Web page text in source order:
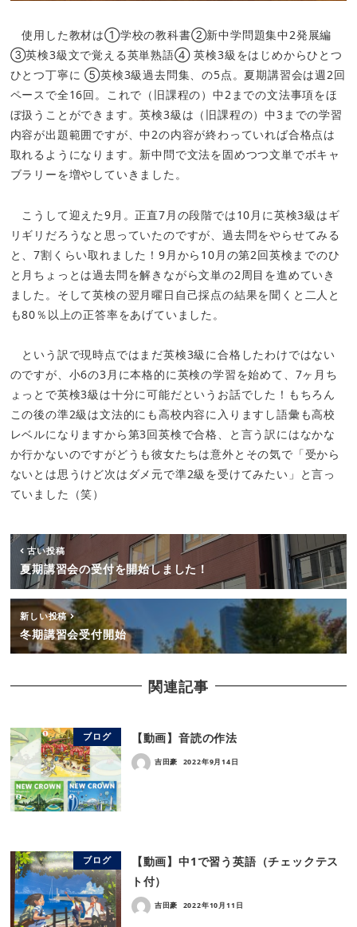
使用した教材は①学校の教科書②新中学問題集中2発展編
③英検3級文で覚える英単熟語④ 英検3級をはじめからひとつ
ひとつ丁寧に ⑤英検3級過去問集、の5点。夏期講習会は週2回
ペースで全16回。これで（旧課程の）中2までの文法事項をほ
ぼ扱うことができます。英検3級は（旧課程の）中3までの学習
内容が出題範囲ですが、中2の内容が終わっていれば合格点は
取れるようになります。新中問で文法を固めつつ文単でボキャ
ブラリーを増やしていきました。
こうして迎えた9月。正直7月の段階では10月に英検3級はギ
リギリだろうなと思っていたのですが、過去問をやらせてみる
と、7割くらい取れました！9月から10月の第2回英検までのひ
と月ちょっとは過去問を解きながら文単の2周目を進めていき
ました。そして英検の翌月曜日自己採点の結果を聞くと二人と
も80％以上の正答率をあげていました。
という訳で現時点ではまだ英検3級に合格したわけではない
のですが、小6の3月に本格的に英検の学習を始めて、7ヶ月ち
ょっとで英検3級は十分に可能だというお話でした！もちろん
この後の準2級は文法的にも高校内容に入りますし語彙も高校
レベルになりますから第3回英検で合格、と言う訳にはなかな
か行かないのですがどうも彼女たちは意外とその気で「受から
ないとは思うけど次はダメ元で準2級を受けてみたい」と言っ
ていました（笑）
古い投稿
夏期講習会の受付を開始しました！
新しい投稿
冬期講習会受付開始
関連記事
ブログ 【動画】音読の作法
吉田豪 2022年9月14日
ブログ
【動画】中1で習う英語（チェックテス
ト付）
吉田豪 2022年10月11日